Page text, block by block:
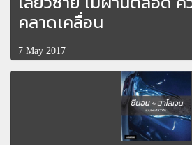
คลาดเคลื่อน
7 May 2017